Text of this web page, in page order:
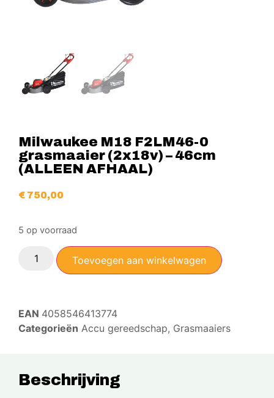
Milwaukee M18 F2LM46-0
grasmaaier (2x18v) – 46cm
(ALLEEN AFHAAL)
€750,00
5 op voorraad
Toevoegen aan winkelwagen
EAN 4058546413774
Categorieën Accu gereedschap, Grasmaaiers
Beschrijving